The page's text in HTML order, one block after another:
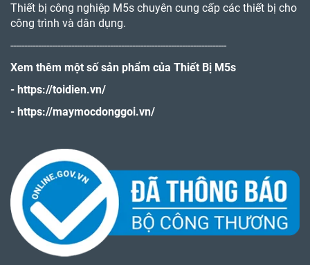
Thiết bị công nghiệp M5s chuyên cung cấp các thiết bị cho
công trình và dân dụng.
------------------------------------------------------------------------------
Xem thêm một số sản phẩm của Thiết Bị M5s
- https://toidien.vn/
- https://maymocdonggoi.vn/